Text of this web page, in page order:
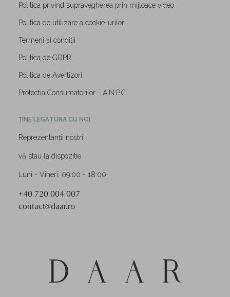
Politica privind supravegherea prin mijloace video
Politica de utilizare a cookie-urilor
Termeni și conditii
Politica de GDPR
Politica de Avertizori
Protectia Consumatorilor - A.N.P.C.
ȚINE LEGĂTURA CU NOI
Reprezentanții noștri
vă stau la dispozitie.
Luni - Vineri: 09:00 - 18:00
+40 720 004 007
contact@daar.ro